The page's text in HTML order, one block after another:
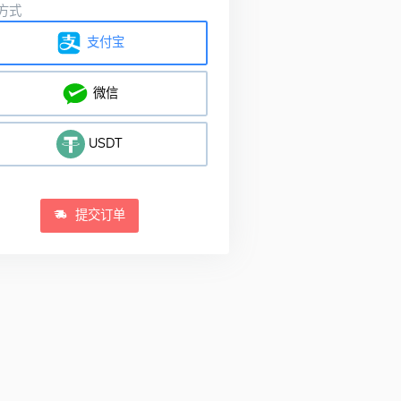
式
支付宝
微信
USDT
提交订单